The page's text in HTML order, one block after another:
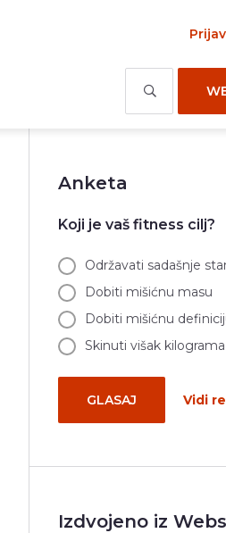
Anketa
Koji je vaš fitness cilj?
Održavati sadašnje
Dobiti mišićnu masu
Dobiti mišićnu
Skinuti višak kilograma
GLASAJ Vidi
Izdvojeno iz